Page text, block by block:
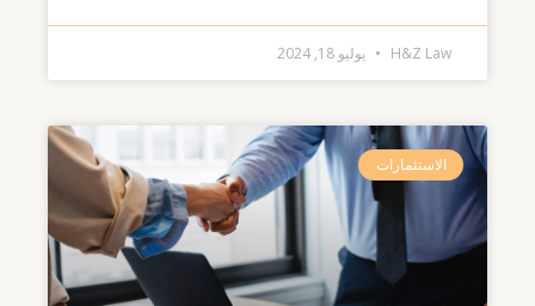
H&Z Law يوليو 18, 2024
الاستثمارات